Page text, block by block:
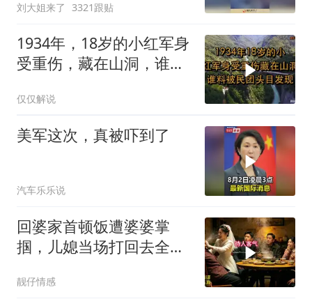
刘大姐来了 3321跟贴
1934年，18岁的小红军身
受重伤，藏在山洞，谁料
仅仅解说
美军这次，真被吓到了
汽车乐乐说
回婆家首顿饭遭婆婆掌
掴，儿媳当场打回去全家
靓仔情感